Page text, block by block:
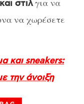
στιλγια να
να χωρέσετε
και sneakers:
την άνοιξη